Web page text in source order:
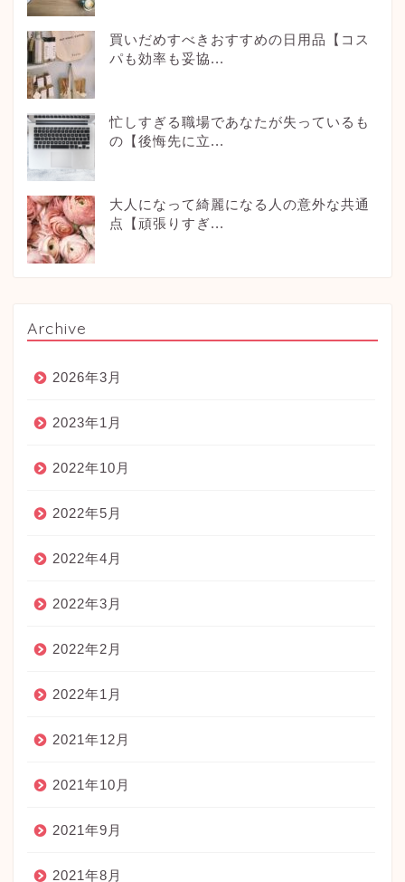
買いだめすべきおすすめの日用品【コス
パも効率も妥協...
忙しすぎる職場であなたが失っているも
の【後悔先に立...
大人になって綺麗になる人の意外な共通
点【頑張りすぎ...
Archive
2026年3月
2023年1月
2022年10月
2022年5月
2022年4月
2022年3月
2022年2月
2022年1月
2021年12月
2021年10月
2021年9月
2021年8月